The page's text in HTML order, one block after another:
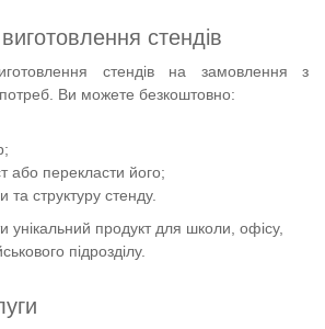
стендів
стендів на замовлення з
Ви можете безкоштовно:
або перекласти його;
та структуру стенду.
унікальний продукт для школи, офісу,
підрозділу.